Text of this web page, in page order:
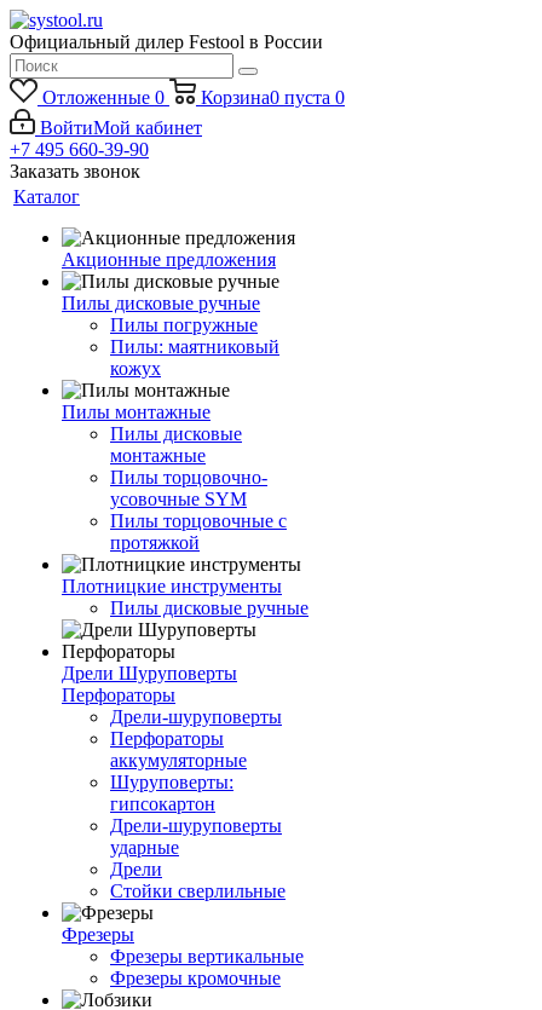
Официальный дилер Festool в России
Отложенные 0 Корзина0 пуста 0
ВойтиМой кабинет
+7 495 660-39-90
Заказать звонок
Каталог
Акционные предложения
Пилы дисковые ручные
Пилы погружные
Пилы: маятниковый
кожух
Пилы монтажные
Пилы дисковые
монтажные
Пилы торцовочно-
усовочные SYM
Пилы торцовочные с
протяжкой
Плотницкие инструменты
Пилы дисковые ручные
Дрели Шуруповерты
Перфораторы
Дрели-шуруповерты
Перфораторы
аккумуляторные
Шуруповерты:
гипсокартон
Дрели-шуруповерты
ударные
Дрели
Стойки сверлильные
Фрезеры
Фрезеры вертикальные
Фрезеры кромочные